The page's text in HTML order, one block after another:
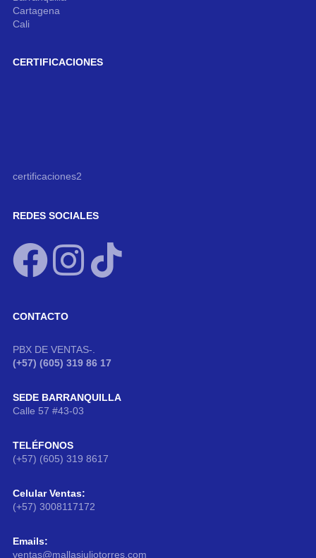
Cartagena
Cali
CERTIFICACIONES
certificaciones2
REDES SOCIALES
CONTACTO
PBX DE VENTAS-.
(+57) (605) 319 86 17
SEDE BARRANQUILLA
Calle 57 #43-03
TELÉFONOS
(+57) (605) 319 8617
Celular Ventas:
(+57) 3008117172
Emails:
ventas@mallasjuliotorres.com